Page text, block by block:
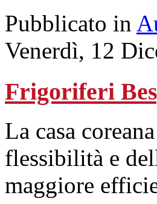
Pubblicato in
Venerdì, 12
Frigoriferi
La casa
flessibilità e
maggiore